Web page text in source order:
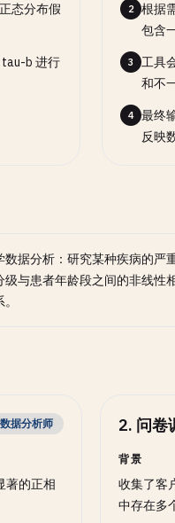
态分布假
b 进行
2
根据
包含
3
工具
和不
4
最终
反映
数据分析：研究某种疾病的严
级与患者年龄段之间的非线性
数据分析师
著的正相
2. 问卷
背景
收集了客
中存在多